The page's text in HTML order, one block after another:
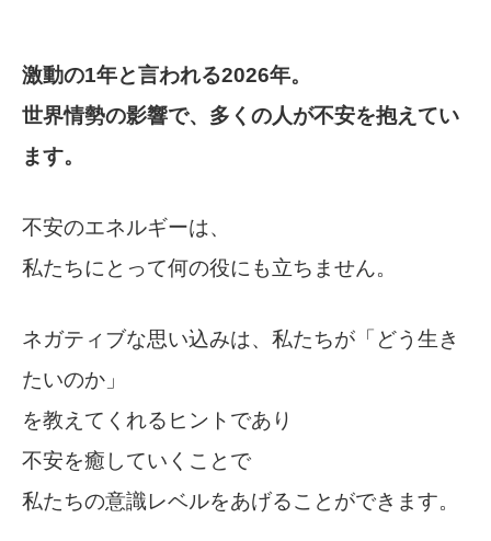
激動の1年と言われる2026年。
世界情勢の影響で、多くの人が不安を抱えてい
ます。
不安のエネルギーは、
私たちにとって何の役にも立ちません。
ネガティブな思い込みは、私たちが「どう生き
たいのか」
を教えてくれるヒントであり
不安を癒していくことで
私たちの意識レベルをあげることができます。